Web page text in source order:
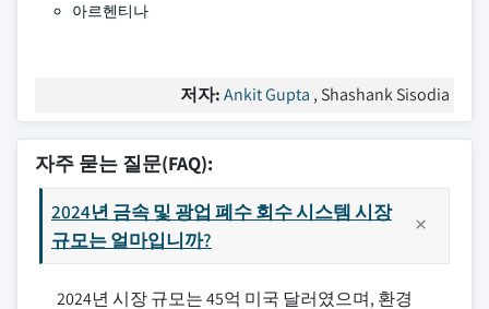
아르헨티나
저자:Ankit Gupta , Shashank Sisodia
자주 묻는 질문(FAQ):
2024년 금속 및 광업 폐수 회수 시스템 시장
규모는 얼마입니까?
2024년 시장 규모는 45억 미국 달러였으며, 환경